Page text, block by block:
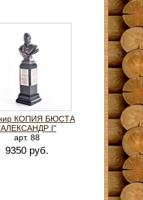
КОПИЯ БЮСТА
I"
арт. 88
9350 руб.